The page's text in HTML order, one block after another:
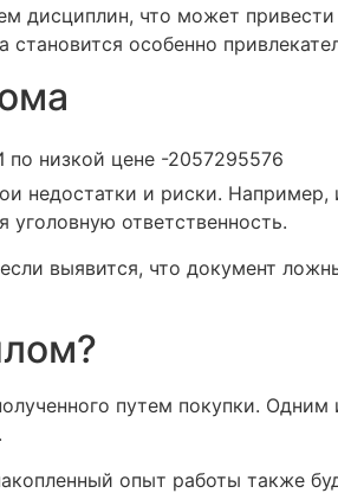
дисциплин, что может
особенно
недостатки и риски. Например,
ответственность.
выявится, что документ
путем покупки.
опыт работы также